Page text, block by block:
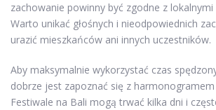
zachowanie powinny być zgodne z
Warto unikać głośnych i nieodpowiednich
urazić mieszkańców ani innych uczestników.
Aby maksymalnie wykorzystać czas
dobrze jest zapoznać się z
Festiwale na Bali mogą trwać kilka dni i